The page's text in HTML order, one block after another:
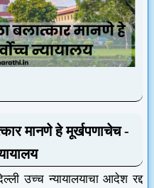
मानणे हे मूर्खपणाचेच -
उच्च न्यायालयाचा आदेश रद्द